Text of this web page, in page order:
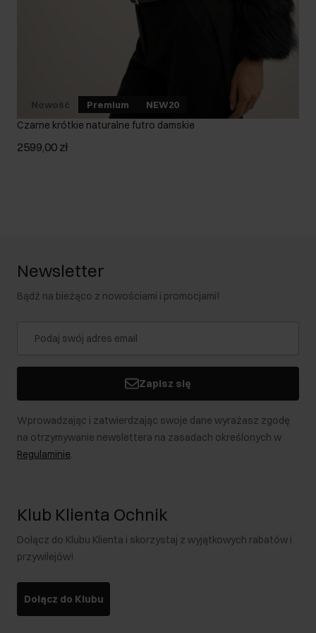
Nowość Premium NEW20
Czarne krótkie naturalne futro damskie
2599,00 zł
Newsletter
Bądź na bieżąco z nowościami i promocjami!
Zapisz się
Wprowadzając i zatwierdzając swoje dane wyrażasz zgodę
na otrzymywanie newslettera na zasadach określonych w
Regulaminie.
Klub Klienta Ochnik
Dołącz do Klubu Klienta i skorzystaj z wyjątkowych rabatów i
przywilejów!
Dołącz do Klubu